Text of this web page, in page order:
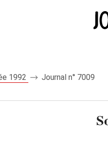
1992 Journal n° 7009